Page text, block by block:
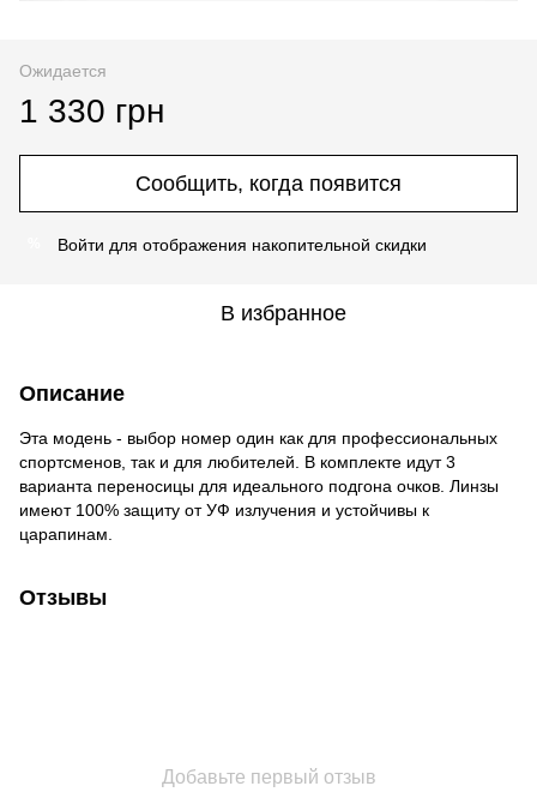
Ожидается
1 330 грн
Сообщить, когда появится
Войти для отображения накопительной скидки
В избранное
Описание
Эта модень - выбор номер один как для профессиональных
спортсменов, так и для любителей. В комплекте идут 3
варианта переносицы для идеального подгона очков. Линзы
имеют 100% защиту от УФ излучения и устойчивы к
царапинам.
Отзывы
Добавьте первый отзыв